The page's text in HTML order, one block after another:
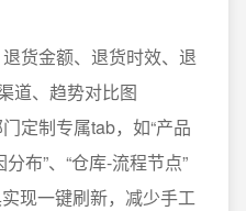
货金额、退货时效、退
道、趋势对比图
定制专属tab，如“产品
布”、“仓库-流程节点”
现一键刷新，减少手工